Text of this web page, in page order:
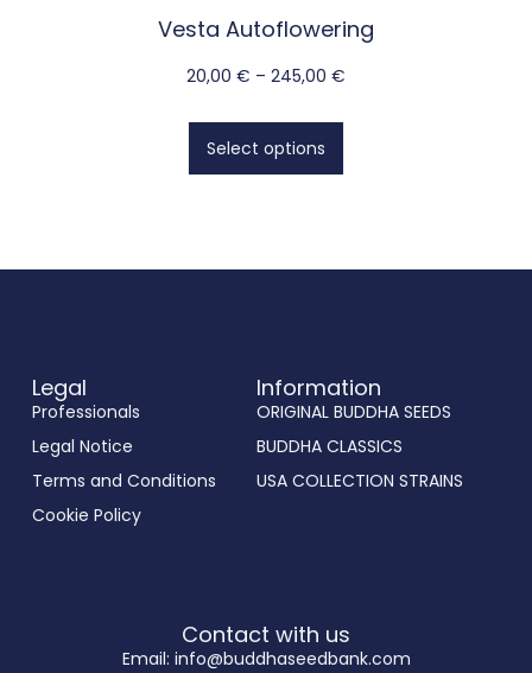
Vesta Autoflowering
20,00 € – 245,00 €
Select options
Information
ORIGINAL BUDDHA SEEDS
BUDDHA CLASSICS
USA COLLECTION STRAINS
Legal
Professionals
Legal Notice
Terms and Conditions
Cookie Policy
Contact with us
Email: info@buddhaseedbank.com